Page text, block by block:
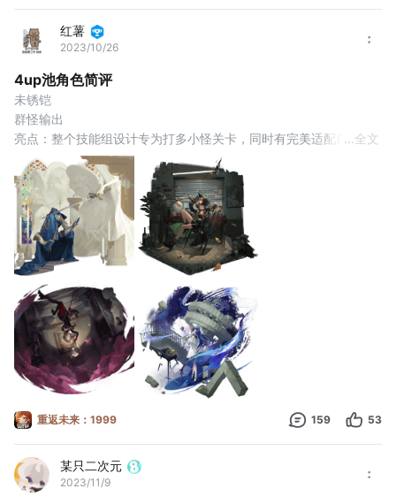
红薯
2023/10/26
4up池角色简评
未锈铠
群怪输出
亮点：整个技能组设计专为打多小怪关卡，同时有完美适配自身机
制的心相“跳房子游戏”。小技能快速攒激情-开大收割-全队上激昂循
环，在多小怪副本中带领全队嘎嘎乱杀。
局限：目前很多高难关卡都是单体boss，没那么多小怪，导致铠哥
较难触发大招斩杀上激昂buff
新心相“请保持平衡”，18%仪式威力，24%的全覆盖增伤，直接抬高
了灵智对四属的地位，也非常适配铠哥。即使非群怪关卡，铠哥依
然可
全文
重返未来：1999 159 53
某只二次元
2023/11/9